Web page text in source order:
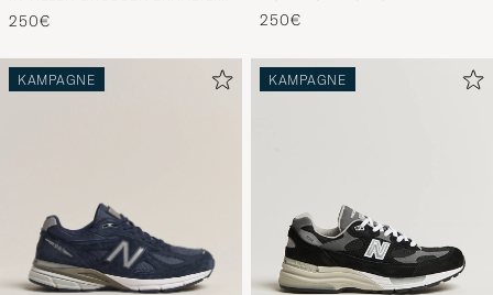
250€
Navy
250€
KAMPAGNE KAMPAGNE